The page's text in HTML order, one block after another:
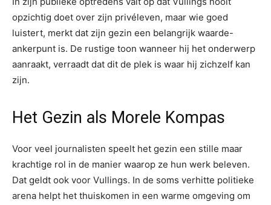
opzichtig doet over zijn privéleven, maar wie goed
luistert, merkt dat zijn gezin een belangrijk waarde-
ankerpunt is. De rustige toon wanneer hij het onderwerp
aanraakt, verraadt dat dit de plek is waar hij zichzelf kan
zijn.
Het Gezin als Morele Kompas
Voor veel journalisten speelt het gezin een stille maar
krachtige rol in de manier waarop ze hun werk beleven.
Dat geldt ook voor Vullings. In de soms verhitte politieke
arena helpt het thuiskomen in een warme omgeving om